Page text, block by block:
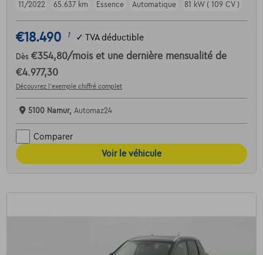
11/2022
65.637 km Essence Automatique 81 kW ( 109 CV )
€18.490 1 ✓ TVA déductible
Dès €354,80/mois et une dernière mensualité de
€4.977,30
Découvrez l’exemple chiffré complet
5100 Namur, Automaz24
Comparer
Voir le véhicule